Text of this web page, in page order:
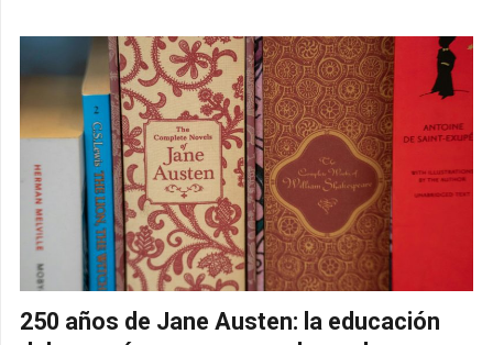
250 años de Jane Austen: la educación